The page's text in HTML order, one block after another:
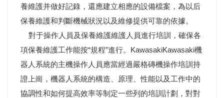
養維護并做好記錄，還應建立相應的設備檔案，為以后
保養維護和判斷機械狀況以及維修提供可靠的依據。
對于操作人員及保養維護維護人員進行培訓，確保各
項保養維護工作能按“規程”進行。KawasakiKawasaki機
器人系統的主機操作人員應當經過嚴格磚機操作培訓持
證上崗，機器人系統的構造、原理、性能以及工作中的
協調性和如何提高效率等制定一些列的培訓計劃，對對